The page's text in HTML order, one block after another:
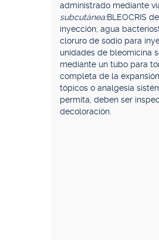
administrado mediante
subcutánea:BLEOCRIS
inyección, agua
cloruro de sodio para
unidades de bleomicina
mediante un tubo para
completa de la
tópicos o analgesia
permita, deben ser
decoloración.